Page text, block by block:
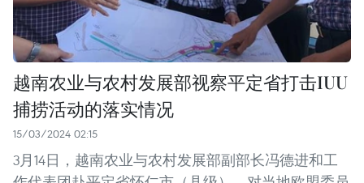
越南农业与农村发展部视察平定省打击IUU
捕捞活动的落实情况
15/03/2024 02:15
3月14日，越南农业与农村发展部副部长冯德进和工